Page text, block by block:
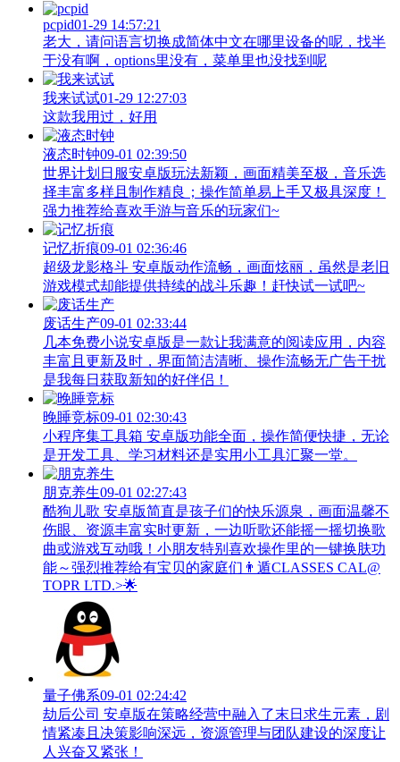
pcpid01-29 14:57:21
老大，请问语言切换成简体中文在哪里设备的呢，找半
于没有啊，options里没有，菜单里也没找到呢
我来试试01-29 12:27:03
这款我用过，好用
液态时钟09-01 02:39:50
世界计划日服安卓版玩法新颖，画面精美至极，音乐选
择丰富多样且制作精良；操作简单易上手又极具深度！
强力推荐给喜欢手游与音乐的玩家们~
记忆折痕09-01 02:36:46
超级龙影格斗 安卓版动作流畅，画面炫丽，虽然是老旧
游戏模式却能提供持续的战斗乐趣！赶快试一试吧~
废话生产09-01 02:33:44
几本免费小说安卓版是一款让我满意的阅读应用，内容
丰富且更新及时，界面简洁清晰、操作流畅无广告干扰
是我每日获取新知的好伴侣！
晚睡竞标09-01 02:30:43
小程序集工具箱 安卓版功能全面，操作简便快捷，无论
是开发工具、学习材料还是实用小工具汇聚一堂。
朋克养生09-01 02:27:43
酷狗儿歌 安卓版简直是孩子们的快乐源泉，画面温馨不
伤眼、资源丰富实时更新，一边听歌还能摇一摇切换歌
曲或游戏互动哦！小朋友特别喜欢操作里的一键换肤功
能～强烈推荐给有宝贝的家庭们👨‍遁️CLASSES CAL@
TOPR LTD.>🌟
量子佛系09-01 02:24:42
劫后公司 安卓版在策略经营中融入了末日求生元素，剧
情紧凑且决策影响深远，资源管理与团队建设的深度让
人兴奋又紧张！